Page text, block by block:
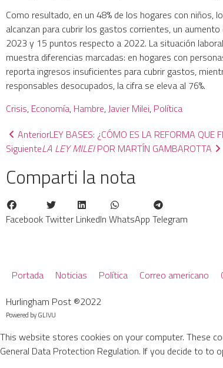
Como resultado, en un 48% de los hogares con niños,
alcanzan para cubrir los gastos corrientes, un
2023 y 15 puntos respecto a 2022. La situación
muestra diferencias marcadas: en hogares con
reporta ingresos insuficientes para cubrir gastos,
responsables desocupados, la cifra se eleva al 76%.
Crisis, Economía, Hambre, Javier Milei, Política
AnteriorLEY BASES: ¿CÓMO ES LA REFORMA QUE
SiguienteLA LEY MILEIPOR MARTÍN GAMBAROTTA
Comparti la nota
FacebookTwitter LinkedIn WhatsApp Telegram
Portada Noticias Política Correo americano
Hurlingham Post ®2022
Powered byGLIVU
This website stores cookies on your computer. These
General Data Protection Regulation. If you decide to